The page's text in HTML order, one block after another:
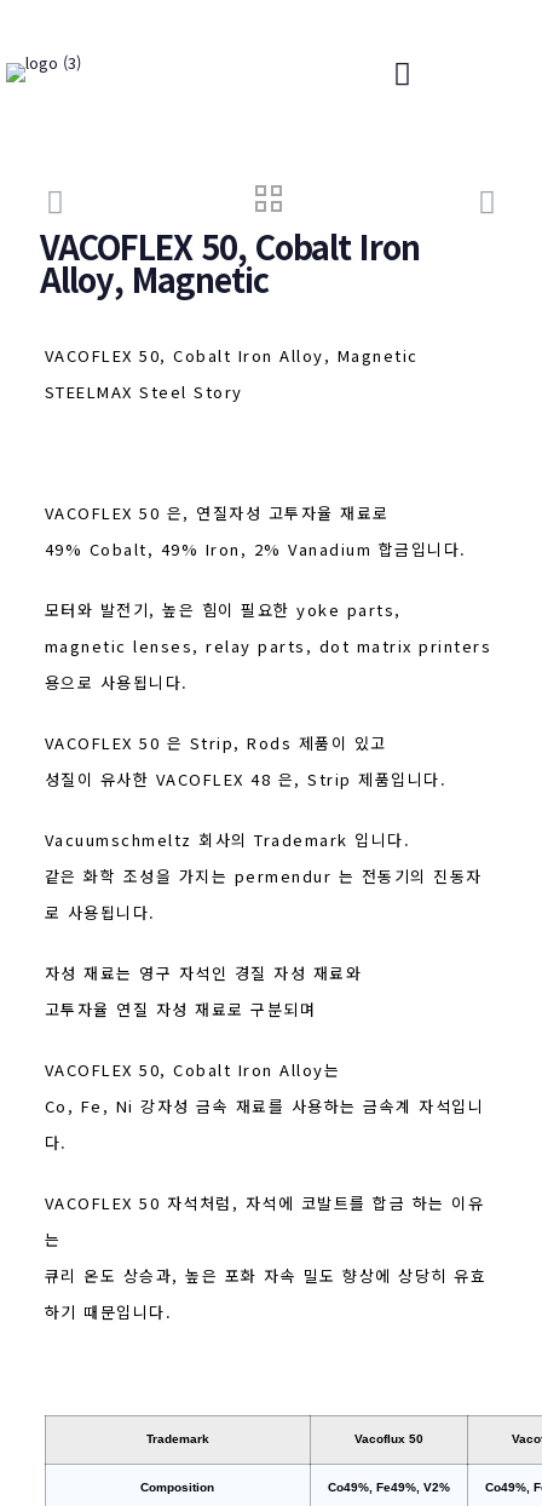
VACOFLEX 50, Cobalt Iron
Alloy, Magnetic
VACOFLEX 50, Cobalt Iron Alloy, Magnetic
STEELMAX Steel Story
VACOFLEX 50 은, 연질자성 고투자율 재료로
49% Cobalt, 49% Iron, 2% Vanadium 합금입니다.
모터와 발전기, 높은 힘이 필요한 yoke parts,
magnetic lenses, relay parts, dot matrix printers
용으로 사용됩니다.
VACOFLEX 50 은 Strip, Rods 제품이 있고
성질이 유사한 VACOFLEX 48 은, Strip 제품입니다.
Vacuumschmeltz 회사의 Trademark 입니다.
같은 화학 조성을 가지는 permendur 는 전동기의 진동자
로 사용됩니다.
자성 재료는 영구 자석인 경질 자성 재료와
고투자율 연질 자성 재료로 구분되며
VACOFLEX 50, Cobalt Iron Alloy는
Co, Fe, Ni 강자성 금속 재료를 사용하는 금속계 자석입니
다.
VACOFLEX 50 자석처럼, 자석에 코발트를 합금 하는 이유
는
큐리 온도 상승과, 높은 포화 자속 밀도 향상에 상당히 유효
하기 때문입니다.
Trademark Vacoflux 50
Composition Co49%, Fe49%, V2% Co49%,